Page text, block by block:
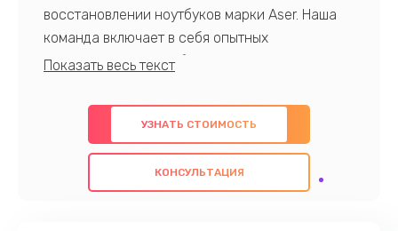
восстановлении ноутбуков марки Aser. Наша
команда включает в себя опытных
профессионалов с обширными знаниями и
предлагаем быстрый и качественный ремонт с
использованием оригинальных компонентов, а
также гарантируем качество всех
проведенных работ. Наша цель - предоставить
УЗНАТЬ СТОИМОСТЬ
КОНСУЛЬТАЦИЯ